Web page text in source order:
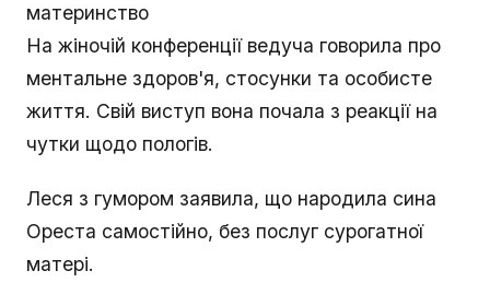
материнство
На жіночій конференції ведуча говорила про
ментальне здоров'я, стосунки та особисте
життя. Свій виступ вона почала з реакції на
чутки щодо пологів.
Леся з гумором заявила, що народила сина
Ореста самостійно, без послуг сурогатної
матері.